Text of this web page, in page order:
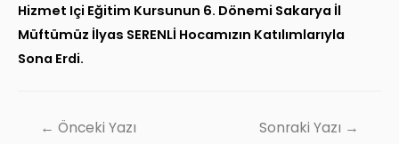
Hizmet Içi Eğitim Kursunun 6. Dönemi Sakarya İl
Müftümüz İlyas SERENLİ Hocamızın Katılımlarıyla
Sona Erdi.
← Önceki Yazı Sonraki Yazı →